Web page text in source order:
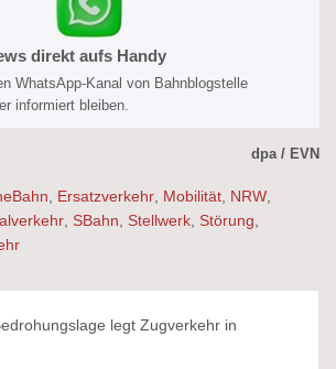
direkt aufs Handy
WhatsApp-Kanal von Bahnblogstelle
informiert bleiben.
dpa / EVN
Ersatzverkehr Mobilität NRW
SBahn Stellwerk Störung
legt Zugverkehr in